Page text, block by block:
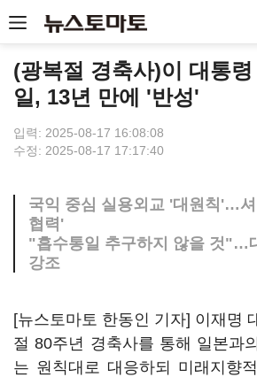
(광복절 경축사)이 대통
일, 13년 만에 '반성'
입력: 2025-08-17 16:08:08
수정: 2025-08-17 17:17:40
국익 중심 실용외교 '대원칙'…
협력'
"흡수통일 추구하지 않을 것"…
강조
[뉴스토마토 한동인 기자] 이재명
절 80주년 경축사를 통해 일본과
는 원칙대로 대응하되 미래지향